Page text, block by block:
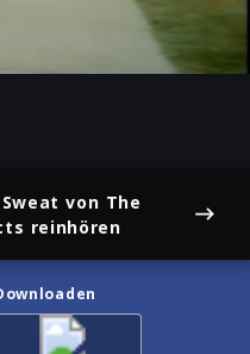
Mute
Sweat von The
reinhören